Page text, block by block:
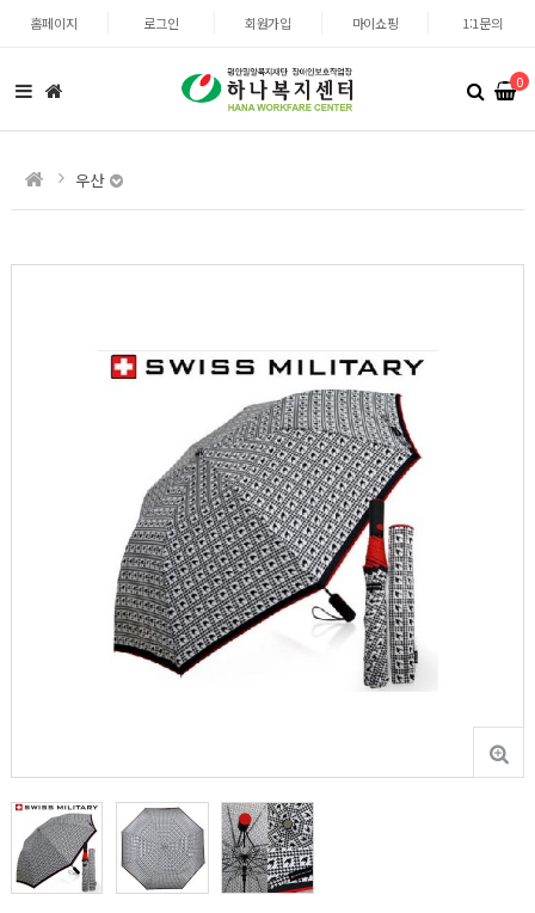
홈페이지 로그인 회원가입 마이쇼핑 1:1문의
0
우산